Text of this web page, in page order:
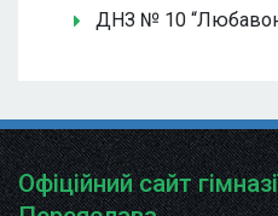
ДНЗ № 10
Офіційний сайт